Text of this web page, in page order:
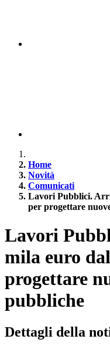
Home
Novità
Comunicati
Lavori Pubblici.
per progettare
Lavori
mila euro
progettare
pubbliche
Dettagli della